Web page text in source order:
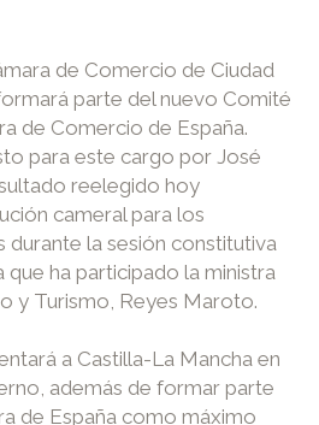
de Comercio de Ciudad
parte del nuevo Comité
de Comercio de España.
para este cargo por José
reelegido hoy
cameral para los
la sesión constitutiva
que ha participado la ministra
y Turismo, Reyes Maroto.
a Castilla-La Mancha en
además de formar parte
de España como máximo